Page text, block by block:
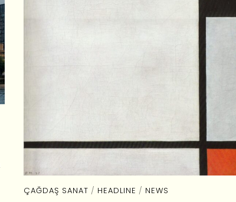
ÇAĞDAŞ SANAT / HEADLINE / NEWS